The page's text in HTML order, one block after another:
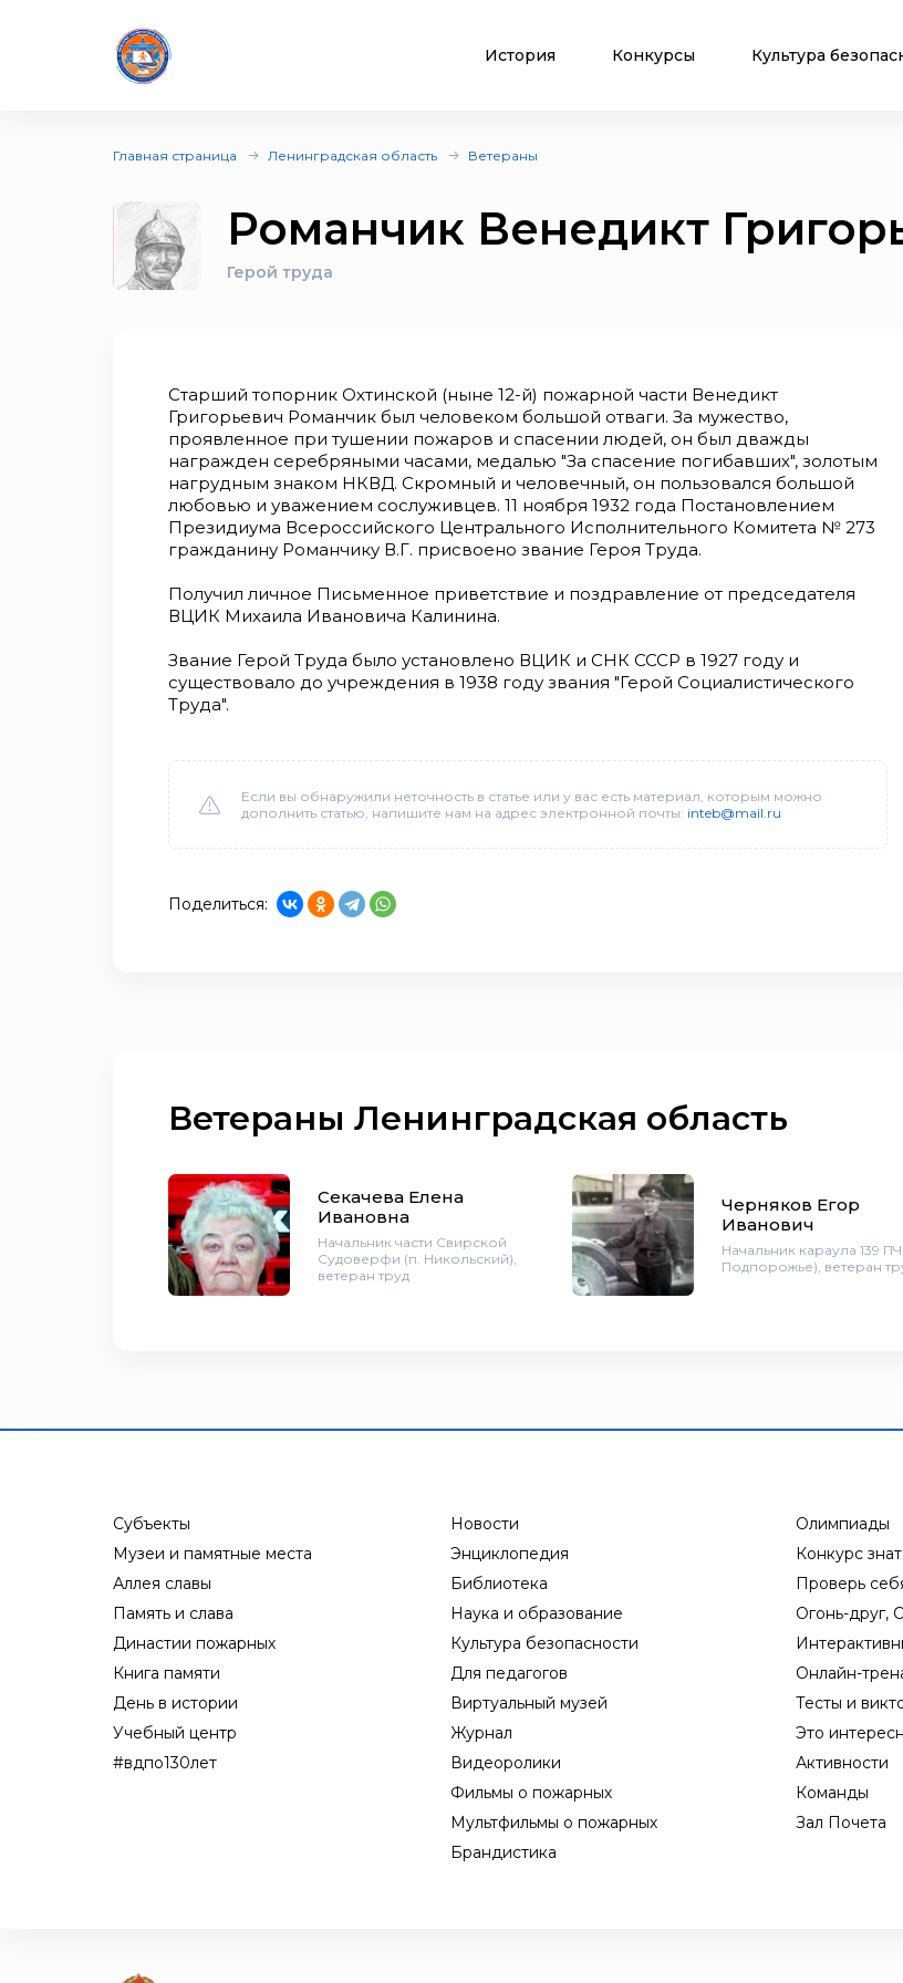
История Конкурсы Культура
Главная страница Ленинградская область Ветераны
Романчик Венедикт
Герой труда
Старший топорник Охтинской (ныне 12-й) пожарной части Венедикт
Григорьевич Романчик был человеком большой отваги. За мужество,
проявленное при тушении пожаров и спасении людей, он был дважды
награжден серебряными часами, медалью "За спасение погибавших", золотым
нагрудным знаком НКВД. Скромный и человечный, он пользовался большой
любовью и уважением сослуживцев. 11 ноября 1932 года Постановлением
Президиума Всероссийского Центрального Исполнительного Комитета № 273
гражданину Романчику В.Г. присвоено звание Героя Труда.
Получил личное Письменное приветствие и поздравление от председателя
ВЦИК Михаила Ивановича Калинина.
Звание Герой Труда было установлено ВЦИК и СНК СССР в 1927 году и
существовало до учреждения в 1938 году звания "Герой Социалистического
Труда".
Если вы обнаружили неточность в статье или у вас есть материал, которым можно
дополнить статью, напишите нам на адрес электронной почты: inteb@mail.ru
Поделиться:
Ветераны Ленинградская область
Секачева Елена
Ивановна
Начальник части Свирской
Судоверфи (п. Никольский),
ветеран труд
Черняков Егор
Иванович
Начальник караула 139 ПЧ
Подпорожье), ветеран
Субъекты
Музеи и памятные места
Аллея славы
Память и слава
Династии пожарных
Книга памяти
День в истории
Учебный центр
#вдпо130лет
Новости
Энциклопедия
Библиотека
Наука и образование
Культура безопасности
Для педагогов
Виртуальный музей
Журнал
Видеоролики
Фильмы о пожарных
Мультфильмы о пожарных
Брандистика
Олимпиады
Конкурс
Проверь
Огонь-друг,
Онлайн-
Тесты и
Это
Активности
Команды
Зал Почета